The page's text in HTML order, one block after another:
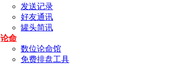
发送记录
好友通讯
罐头简讯
论命
数位论命馆
免费排盘工具